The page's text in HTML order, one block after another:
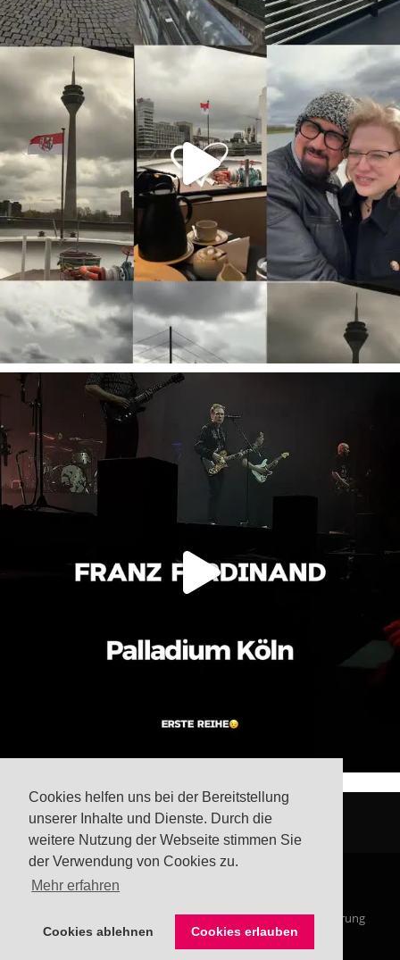
Cookies helfen uns bei der Bereitstellung
unserer Inhalte und Dienste. Durch die
weitere Nutzung der Webseite stimmen Sie
der Verwendung von Cookies zu.
Mehr erfahren
Cookies ablehnen Cookies erlauben
Impressum Datenschutzerklärung